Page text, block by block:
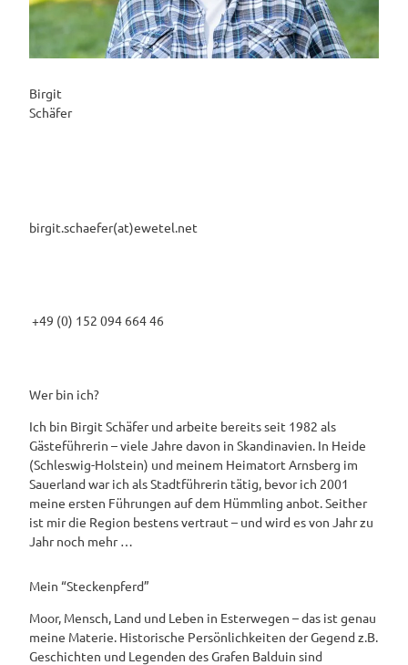
Birgit
Schäfer
birgit.schaefer(at)ewetel.net
+49 (0) 152 094 664 46
Wer bin ich?
Ich bin Birgit Schäfer und arbeite bereits seit 1982 als
Gästeführerin – viele Jahre davon in Skandinavien. In Heide
(Schleswig-Holstein) und meinem Heimatort Arnsberg im
Sauerland war ich als Stadtführerin tätig, bevor ich 2001
meine ersten Führungen auf dem Hümmling anbot. Seither
ist mir die Region bestens vertraut – und wird es von Jahr zu
Jahr noch mehr …
Mein “Steckenpferd”
Moor, Mensch, Land und Leben in Esterwegen – das ist genau
meine Materie. Historische Persönlichkeiten der Gegend z.B.
Geschichten und Legenden des Grafen Balduin sind